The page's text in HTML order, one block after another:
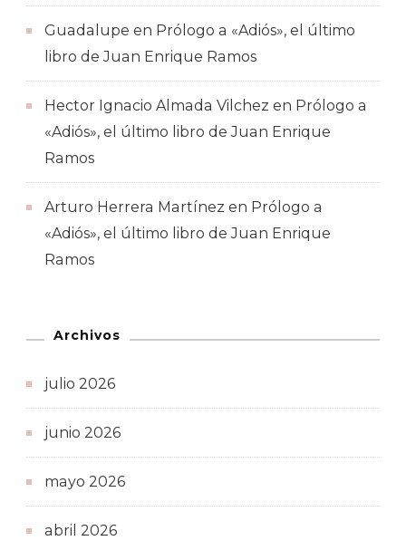
Guadalupe en Prólogo a «Adiós», el último
libro de Juan Enrique Ramos
Hector Ignacio Almada Vilchez en Prólogo a
«Adiós», el último libro de Juan Enrique
Ramos
Arturo Herrera Martínez en Prólogo a
«Adiós», el último libro de Juan Enrique
Ramos
Archivos
julio 2026
junio 2026
mayo 2026
abril 2026